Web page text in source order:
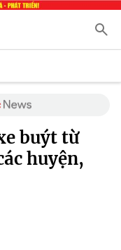
buýt từ
huyện,